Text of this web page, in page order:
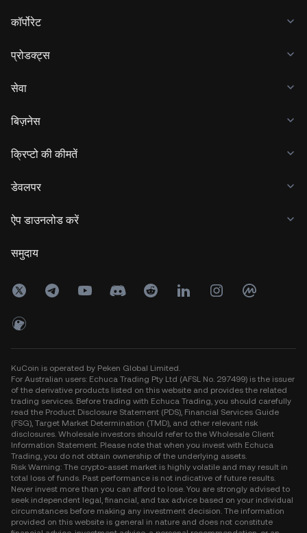
कॉर्पोरेट
प्रोडक्ट्स
सेवा
बिज़नेस
क्रिप्टो की कीमतें
डेवलपर
ऐप डाउनलोड करें
समुदाय
KuCoin is operated by Peken Global Limited.
For Australian users: Echuca Trading Pty Ltd (AFSL No. 297499) is the issuer
of the derivative products listed on this website and provides the related
trading services. Before trading with Echuca Trading, you should carefully
read the Product Disclosure Statement (PDS), Financial Services Guide
(FSG), Target Market Determination (TMD), and other relevant risk
disclosures. Wholesale investors should refer to the Wholesale Client
Information Statement. Please note that when you invest with Echuca
Trading, you do not obtain ownership of the underlying assets.
Risk Warning: The crypto-asset market is highly volatile and may result in
total loss of funds. Past performance is not indicative of future results.
Never invest more than you can afford to lose. You are strongly advised to
seek independent legal, financial, and tax advice based on your individual
circumstances before making any investment decision. The information
provided on this website is general in nature and does not constitute